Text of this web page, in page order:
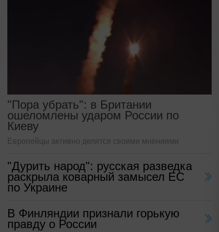
"Пора убрать": в Британии
ошеломлены ударом России по
Киеву
Европейцы активно делятся своими мнениями
"Дурить народ": русская разведка
раскрыла коварный замысел ЕС
по Украине
В Финляндии признали горькую
правду о России